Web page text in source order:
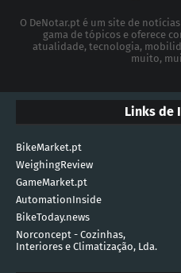
O DeNotar.pt é um site de
gama de tópicos e oferece
atualidade, tecnologia,
muito,
Links de
BikeMarket.pt
WeighingReview
GameMarket.pt
AutomationInside
BikeToday.news
Norconcept - Cozinhas,
Interiores e Climatização, Lda.